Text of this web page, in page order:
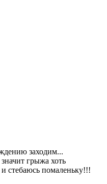
заходим...
грыжа хоть
стебаюсь помаленьку!!!